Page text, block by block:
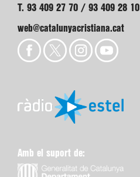
T. 93 409 27 70 / 93 409 28 10
web@catalunyacristiana.cat
Amb el suport de: